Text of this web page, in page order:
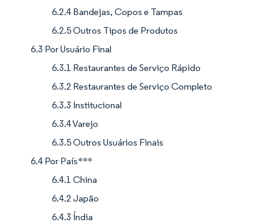
6.2.4 Bandejas, Copos e Tampas
6.2.5 Outros Tipos de Produtos
6.3 Por Usuário Final
6.3.1 Restaurantes de Serviço Rápido
6.3.2 Restaurantes de Serviço Completo
6.3.3 Institucional
6.3.4 Varejo
6.3.5 Outros Usuários Finais
6.4 Por País***
6.4.1 China
6.4.2 Japão
6.4.3 Índia